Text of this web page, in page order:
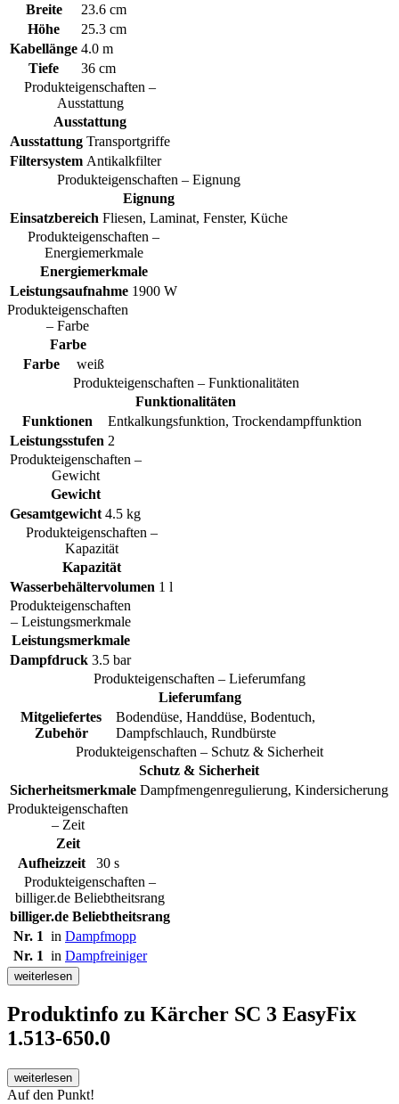
Breite
23.6 cm
Höhe
25.3 cm
Kabellänge 4.0 m
Tiefe
36 cm
Produkteigenschaften –
Ausstattung
Ausstattung
Ausstattung Transportgriffe
Filtersystem Antikalkfilter
Produkteigenschaften – Eignung
Eignung
Einsatzbereich Fliesen, Laminat, Fenster, Küche
Produkteigenschaften –
Energiemerkmale
Energiemerkmale
Leistungsaufnahme 1900 W
Produkteigenschaften
– Farbe
Farbe
Farbe
weiß
Produkteigenschaften – Funktionalitäten
Funktionalitäten
Funktionen
Entkalkungsfunktion, Trockendampffunktion
Leistungsstufen 2
Produkteigenschaften –
Gewicht
Gewicht
Gesamtgewicht 4.5 kg
Produkteigenschaften –
Kapazität
Kapazität
Wasserbehältervolumen 1 l
Produkteigenschaften
– Leistungsmerkmale
Leistungsmerkmale
Dampfdruck 3.5 bar
Produkteigenschaften – Lieferumfang
Lieferumfang
Mitgeliefertes
Zubehör
Bodendüse, Handdüse, Bodentuch,
Dampfschlauch, Rundbürste
Produkteigenschaften – Schutz & Sicherheit
Schutz & Sicherheit
Sicherheitsmerkmale Dampfmengenregulierung, Kindersicherung
Produkteigenschaften
– Zeit
Zeit
Aufheizzeit
30 s
Produkteigenschaften –
billiger.de Beliebtheitsrang
billiger.de Beliebtheitsrang
Nr. 1 in Dampfmopp
Nr. 1 in Dampfreiniger
weiterlesen
Produktinfo zu Kärcher SC 3 EasyFix
1.513-650.0
weiterlesen
Auf den Punkt!